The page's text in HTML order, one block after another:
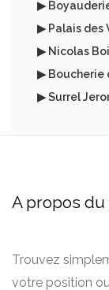
▶
▶ Palais des
▶ Nicolas
▶ Boucherie
▶ Surrel
A propos du
Trouvez
votre position